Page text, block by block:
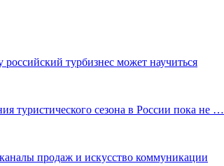
турбизнес может научиться
туристического сезона в России пока не …
продаж и искусство коммуникации